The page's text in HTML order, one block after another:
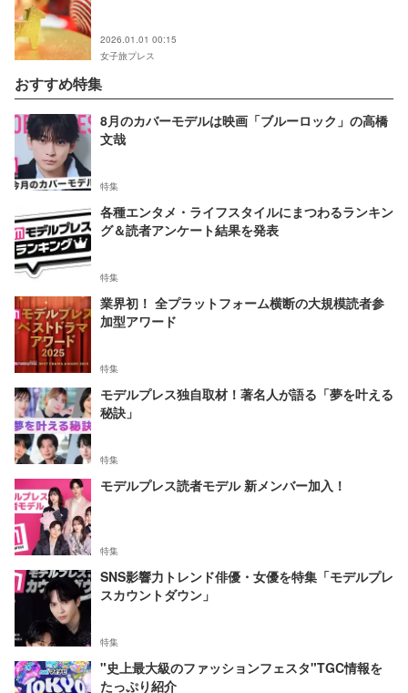
2026.01.01 00:15
女子旅プレス
おすすめ特集
8月のカバーモデルは映画「ブルーロック」の高橋
文哉
特集
各種エンタメ・ライフスタイルにまつわるランキン
グ＆読者アンケート結果を発表
特集
業界初！ 全プラットフォーム横断の大規模読者参
加型アワード
特集
モデルプレス独自取材！著名人が語る「夢を叶える
秘訣」
特集
モデルプレス読者モデル 新メンバー加入！
特集
SNS影響力トレンド俳優・女優を特集「モデルプレ
スカウントダウン」
特集
"史上最大級のファッションフェスタ"TGC情報を
たっぷり紹介